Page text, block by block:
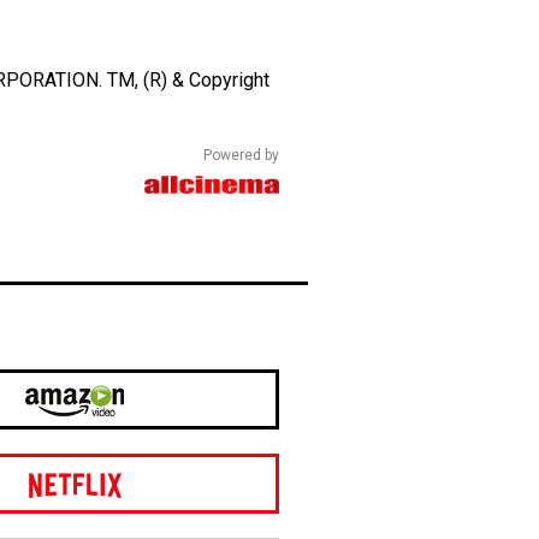
TM, (R) & Copyright
Powered by